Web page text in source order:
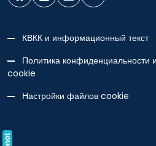
КВКК и информационный текст
Политика конфиденциальности
cookie
Настройки файлов cookie